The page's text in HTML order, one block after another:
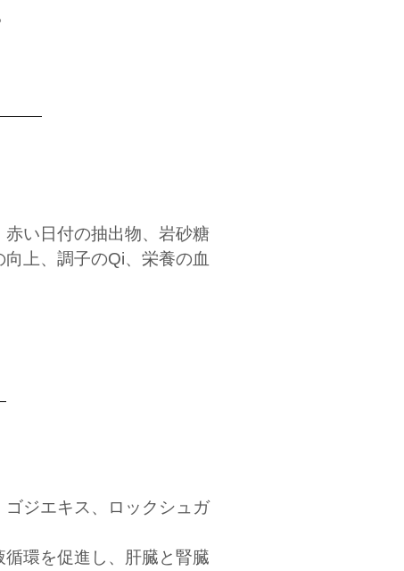
い日付の抽出物、岩砂糖
上、調子のQi、栄養の血
ジエキス、ロックシュガ
環を促進し、肝臓と腎臓